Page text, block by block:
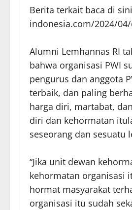
Berita terkait baca di
indonesia.com/2024/
Alumni Lemhannas RI
bahwa organisasi PWI
pengurus dan anggota
terbaik, dan paling
harga diri, martabat,
diri dan kehormatan
seseorang dan sesuatu
“Jika unit dewan
kehormatan organisasi
hormat masyarakat
organisasi itu sudah